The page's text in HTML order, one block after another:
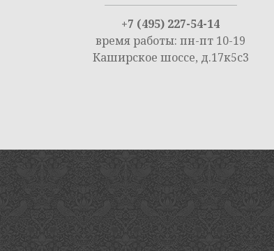
+7 (495) 227-54-14
время работы: пн-пт 10-19
Каширское шоссе, д.17к5с3